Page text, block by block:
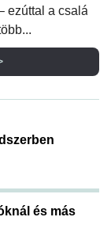
ezúttal a családi
és más